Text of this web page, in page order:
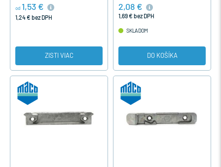
Gealan pre kovanie MACO
MULTI-TREND.
od 1,53 €
1,24 € bez DPH
ZISTI VIAC
okien s namontovanou
sklopnou prevodovkou s
2,08 €
1,69 € bez DPH
SKLADOM
DO KOŠÍKA